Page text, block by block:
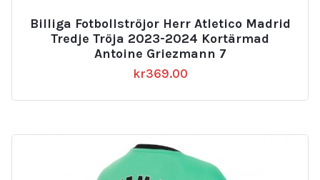
Billiga Fotbollströjor Herr Atletico Madrid
Tredje Tröja 2023-2024 Kortärmad
Antoine Griezmann 7
kr369.00